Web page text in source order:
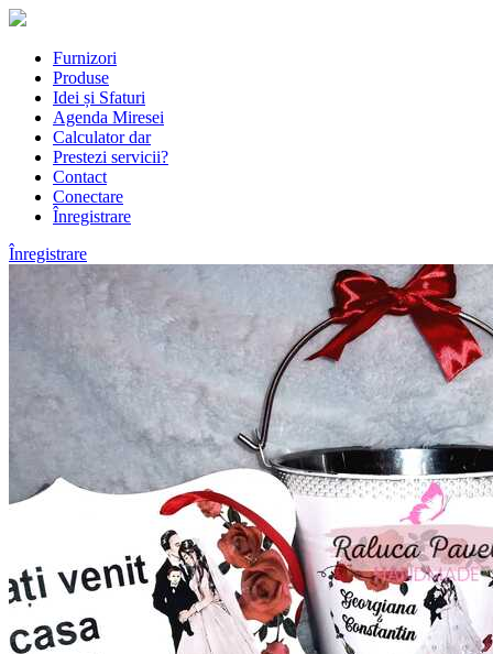
Furnizori
Produse
Idei și Sfaturi
Agenda Miresei
Calculator dar
Prestezi servicii?
Contact
Conectare
Înregistrare
Înregistrare